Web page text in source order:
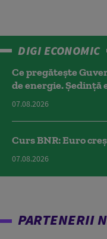
DIGI ECONOMIC
Ce pregătește
de energie.
07.08.2026
Curs BNR: Euro
07.08.2026
PARTENERII